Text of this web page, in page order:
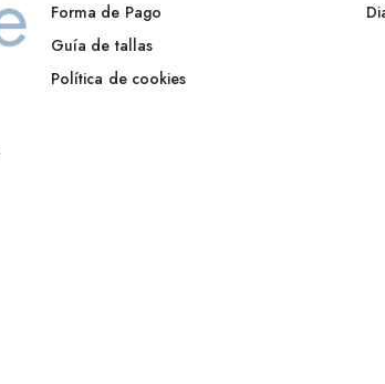
Forma de Pago
Guía de tallas
Política de cookies